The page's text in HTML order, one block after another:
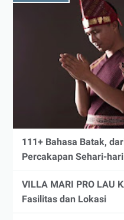
111+ Bahasa Batak,
Percakapan Sehari-hari
VILLA MARI PRO LAU
Fasilitas dan Lokasi